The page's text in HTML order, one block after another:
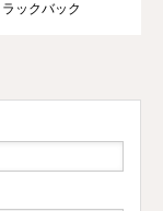
ックバック